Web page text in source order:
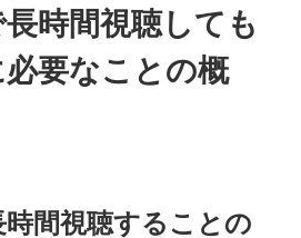
時間視聴しても
要なことの概
間視聴することの